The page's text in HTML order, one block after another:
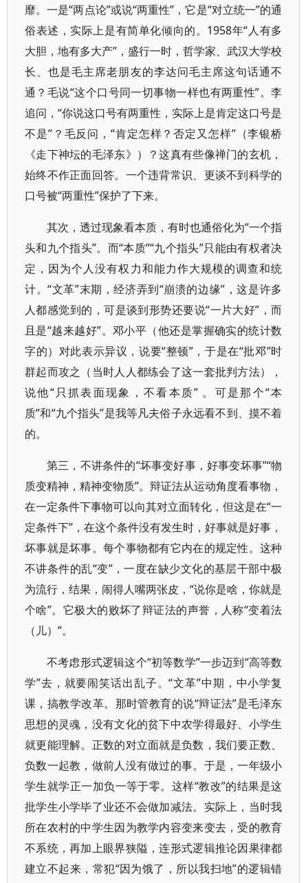
靡。一是“两点论”或说“两重性”，它是“对立统一”的通
俗表述，实际上是有简单化倾向的。1958年“人有多
大胆，地有多大产”，盛行一时，哲学家、武汉大学校
长、也是毛主席老朋友的李达问毛主席这句话通不
通？毛说“这个口号同一切事物一样也有两重性”。李
追问，“你说这口号有两重性，实际上是肯定这口号是
不是”？毛反问，“肯定怎样？否定又怎样”（李银桥
《走下神坛的毛泽东》）？这真有些像禅门的玄机，
始终不作正面回答。一个违背常识、更谈不到科学的
口号被“两重性”保护了下来。
其次，透过现象看本质，有时也通俗化为“一个指
头和九个指头”。而“本质”“九个指头”只能由有权者决
定，因为个人没有权力和能力作大规模的调查和统
计。“文革”末期，经济弄到“崩溃的边缘”，这是许多
人都感觉到的，可是谈到形势还要说“一片大好”，而
且是“越来越好”。邓小平（他还是掌握确实的统计数
字的）对此表示异议，说要“整顿”，于是在“批邓”时
群起而攻之（当时人人都练会了这一套批判方法），
说他“只抓表面现象，不看本质” 。可是那个“本
质”和“九个指头”是我等凡夫俗子永远看不到、摸不着
的。
第三，不讲条件的“坏事变好事，好事变坏事”“物
质变精神，精神变物质”。辩证法从运动角度看事物，
在一定条件下事物可以向其对立面转化，但这是在“一
定条件下”，在这个条件没有发生时，好事就是好事，
坏事就是坏事。每个事物都有它内在的规定性。这种
不讲条件的乱“变”，一度在缺少文化的基层干部中极
为流行，结果，闹得人嘴两张皮，“说你是啥，你就是
个啥”。它极大的败坏了辩证法的声誉，人称“变着法
（儿）”。
不考虑形式逻辑这个“初等数学”一步迈到“高等数
学”去，就要闹笑话出乱子。“文革”中期，中小学复
课，搞教学改革。那时管教育的说“辩证法”是毛泽东
思想的灵魂，没有文化的贫下中农学得最好、小学生
就更能理解。正数的对立面就是负数，我们要正数、
负数一起教，做前人没有做过的事。于是，一年级小
学生就学正一加负一等于零。这样“教改”的结果是这
批学生小学毕了业还不会做加减法。实际上，当时我
所在农村的中学生因为教学内容变来变去，受的教育
不系统，再加上眼界狭隘，连形式逻辑推论因果律都
建立不起来，常犯“因为饿了，所以我扫地”的逻辑错